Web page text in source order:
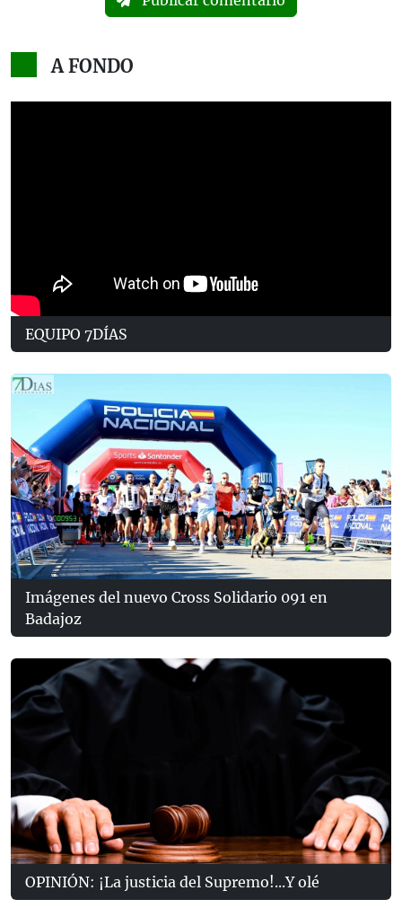
A FONDO
EQUIPO 7DÍAS
Imágenes del nuevo Cross Solidario 091 en
Badajoz
OPINIÓN: ¡La justicia del Supremo!...Y olé